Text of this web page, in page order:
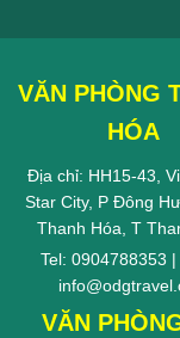
VĂN PHÒNG
HÓA
Địa chỉ: HH15-43,
Star City, P Đông
Thanh Hóa, T
Tel: 0904788353 |
VĂN